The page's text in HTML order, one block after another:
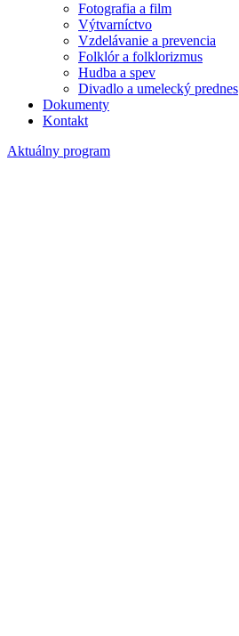
Fotografia a film
Výtvarníctvo
Vzdelávanie a prevencia
Folklór a folklorizmus
Hudba a spev
Divadlo a umelecký prednes
Dokumenty
Kontakt
Aktuálny program